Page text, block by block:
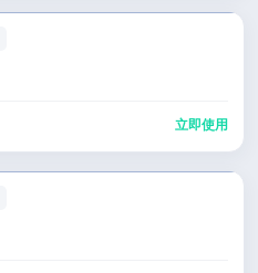
立即使用